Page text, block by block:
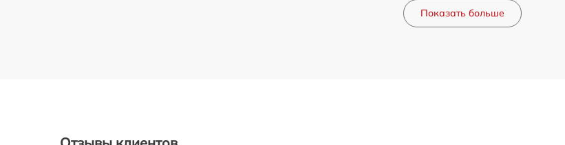
Показать больше